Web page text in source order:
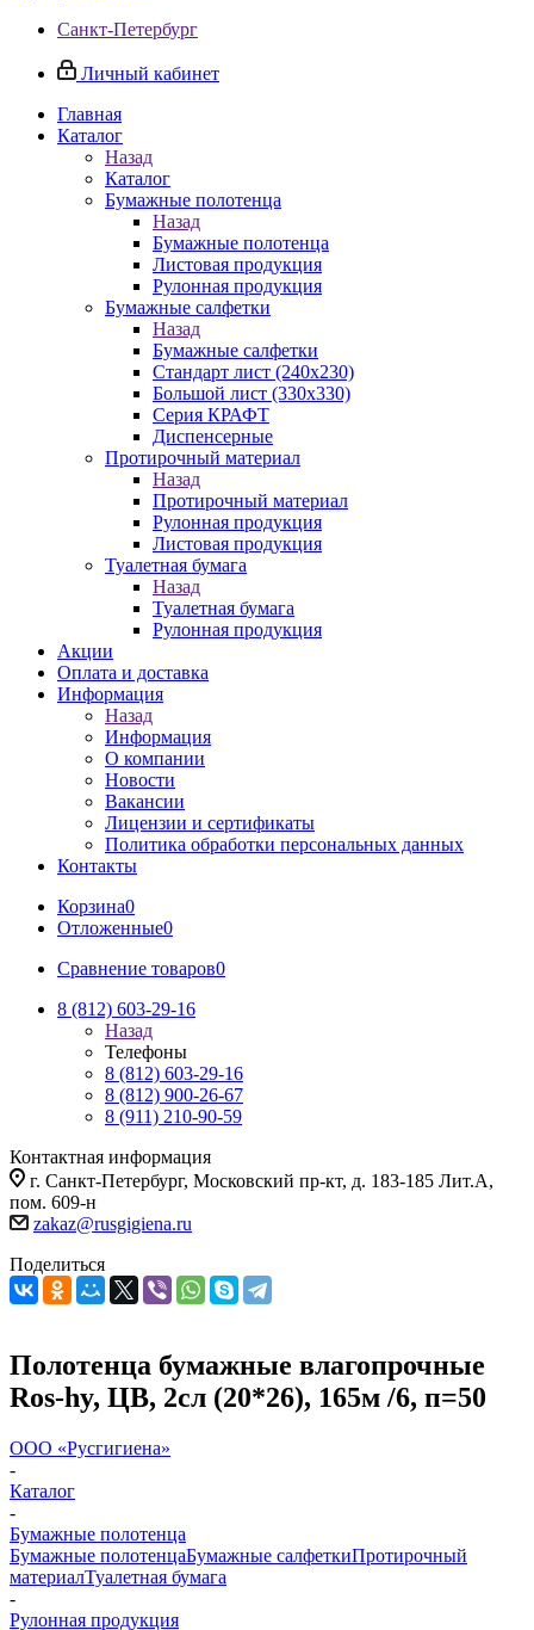
Санкт-Петербург
Личный кабинет
Главная
Каталог
Назад
Каталог
Бумажные полотенца
Назад
Бумажные полотенца
Листовая продукция
Рулонная продукция
Бумажные салфетки
Назад
Бумажные салфетки
Стандарт лист (240х230)
Большой лист (330х330)
Серия КРАФТ
Диспенсерные
Протирочный материал
Назад
Протирочный материал
Рулонная продукция
Листовая продукция
Туалетная бумага
Назад
Туалетная бумага
Рулонная продукция
Акции
Оплата и доставка
Информация
Назад
Информация
О компании
Новости
Вакансии
Лицензии и сертификаты
Политика обработки персональных данных
Контакты
Корзина0
Отложенные0
Сравнение товаров0
8 (812) 603-29-16
Назад
Телефоны
8 (812) 603-29-16
8 (812) 900-26-67
8 (911) 210-90-59
Контактная информация
г. Санкт-Петербург, Московский пр-кт, д. 183-185 Лит.А,
пом. 609-н
zakaz@rusgigiena.ru
Поделиться
Полотенца бумажные влагопрочные
Ros-hy, ЦВ, 2сл (20*26), 165м /6, п=50
ООО «Русгигиена»
-
Каталог
-
Бумажные полотенца
Бумажные полотенцаБумажные салфеткиПротирочный
материалТуалетная бумага
-
Рулонная продукция